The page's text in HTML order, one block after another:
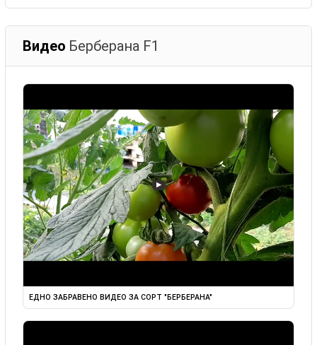
Видео Берберана F1
▶
ЕДНО ЗАБРАВЕНО ВИДЕО ЗА СОРТ "БЕРБЕРАНА"